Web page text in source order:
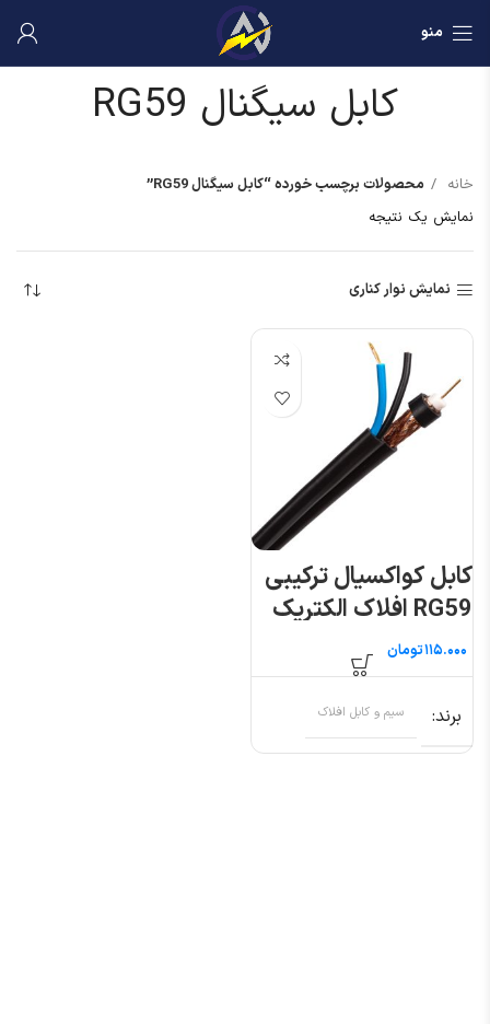
منو
کابل سیگنال RG59
خانه
محصولات برچسب خورده “کابل سیگنال RG59”
نمایش یک نتیجه
نمایش نوار کناری
کابل کواکسیال ترکیبی
RG59 افلاک الکتریک
خراسان
تومان
برند سیم و کابل افلاک